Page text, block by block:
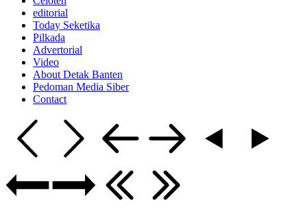
editorial
Today Seketika
Pilkada
Advertorial
Video
About Detak Banten
Pedoman Media Siber
Contact